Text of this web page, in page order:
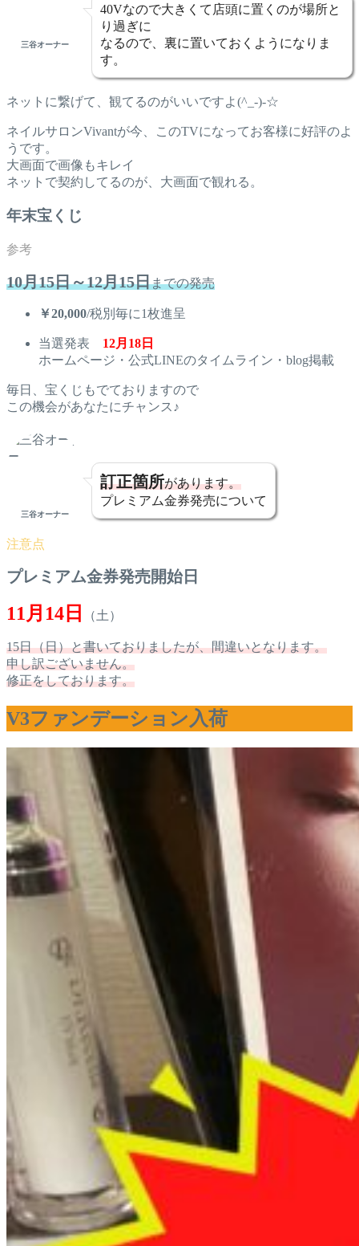
三谷オーナー
40Vなので大きくて店頭に置くのが場所と
り過ぎに
なるので、裏に置いておくようになりま
す。
ネットに繋げて、観てるのがいいですよ(^_-)-☆
ネイルサロンVivantが今、このTVになってお客様に好評のよ
うです。
大画面で画像もキレイ
ネットで契約してるのが、大画面で観れる。
年末宝くじ
10月15日～12月15日までの発売
￥20,000/税別毎に1枚進呈
当選発表 12月18日
ホームページ・公式LINEのタイムライン・blog掲載
毎日、宝くじもでておりますので
この機会があなたにチャンス♪
三谷オーナー
訂正箇所があります。
プレミアム金券発売について
プレミアム金券発売開始日
11月14日 （土）
15日（日）と書いておりましたが、間違いとなります。
申し訳ございません。
修正をしております。
V3ファンデーション入荷